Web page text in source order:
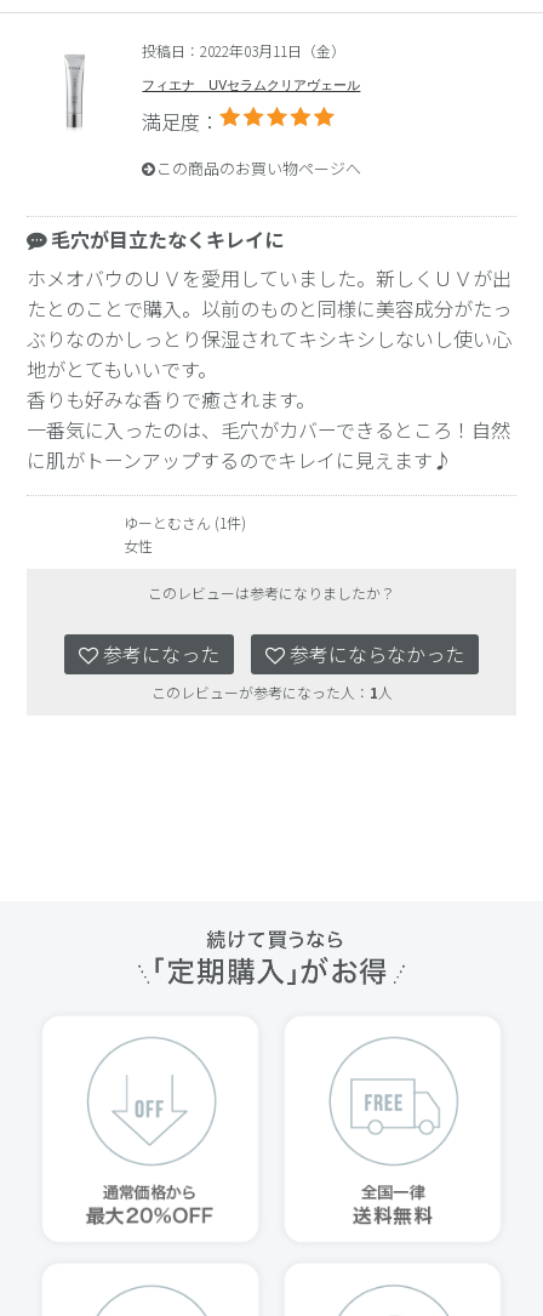
投稿日：2022年03月11日（金）
フィエナ UVセラムクリアヴェール
満足度：
この商品のお買い物ページへ
毛穴が目立たなくキレイに
ホメオバウのＵＶを愛用していました。新しくＵＶが出
たとのことで購入。以前のものと同様に美容成分がたっ
ぶりなのかしっとり保湿されてキシキシしないし使い心
地がとてもいいです。
香りも好みな香りで癒されます。
一番気に入ったのは、毛穴がカバーできるところ！自然
に肌がトーンアップするのでキレイに見えます♪
ゆーとむさん (1件)
女性
このレビューは参考になりましたか？
参考になった 参考にならなかった
このレビューが参考になった人： 1人